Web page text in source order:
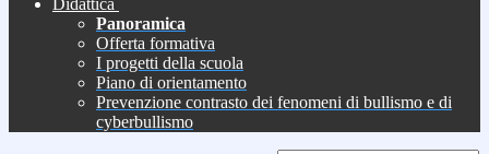
Didattica
Panoramica
Offerta formativa
I progetti della scuola
Piano di orientamento
Prevenzione contrasto dei fenomeni di bullismo e di
cyberbullismo